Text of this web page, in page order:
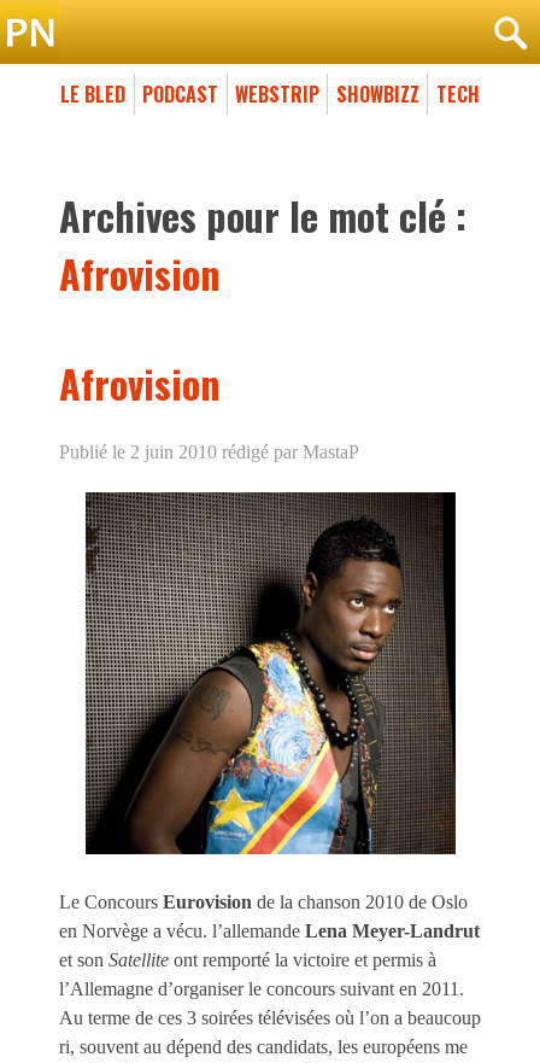
LE BLED PODCAST WEBSTRIP SHOWBIZZ TECH
Archives pour le mot clé :
Afrovision
Afrovision
Publié le 2 juin 2010 rédigé par MastaP
Le Concours Eurovision de la chanson 2010 de Oslo
en Norvège a vécu. l’allemande Lena Meyer-Landrut
et son Satellite ont remporté la victoire et permis à
l’Allemagne d’organiser le concours suivant en 2011.
Au terme de ces 3 soirées télévisées où l’on a beaucoup
ri, souvent au dépend des candidats, les européens me